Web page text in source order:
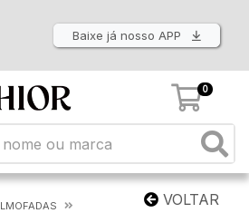
Baixe já nosso APP
0
VOLTAR